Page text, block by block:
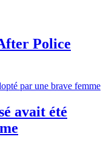
Police
avait été